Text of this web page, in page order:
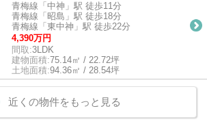
青梅線「中神」駅 徒歩11分
青梅線「昭島」駅 徒歩18分
青梅線「東中神」駅 徒歩22分
4,390万円
間取:3LDK
建物面積:75.14㎡ / 22.72坪
土地面積:94.36㎡ / 28.54坪
近くの物件をもっと見る